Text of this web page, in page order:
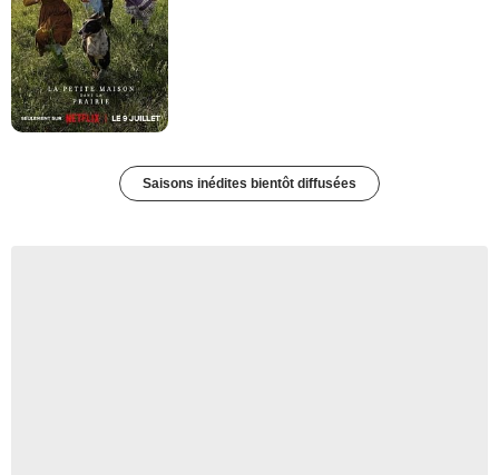
Saisons inédites bientôt diffusées